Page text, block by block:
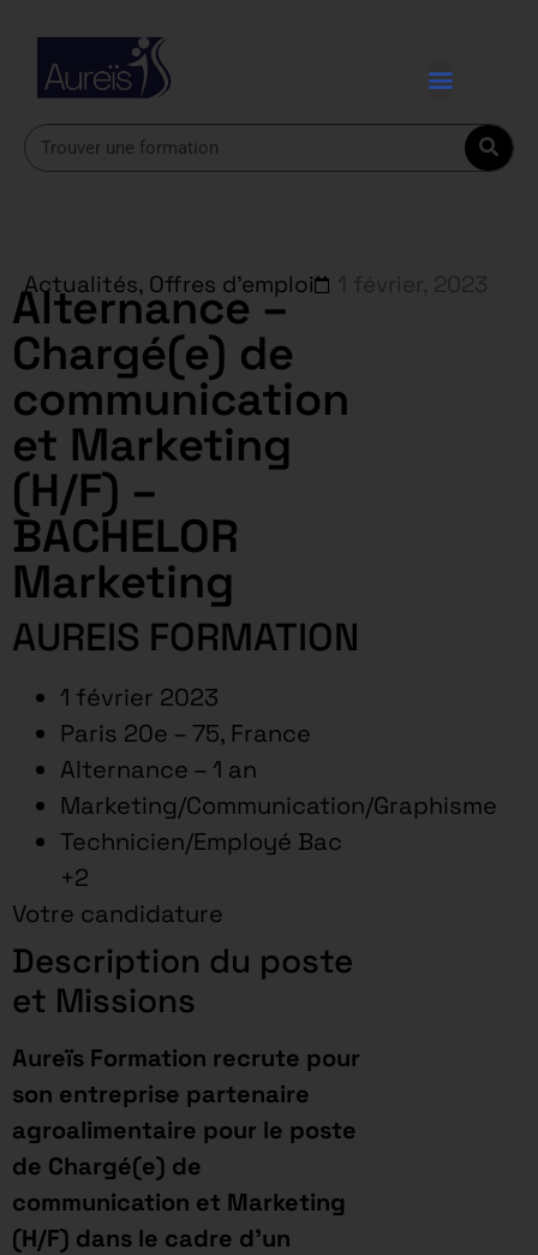
Actualités, Offres d'emploi
Alternance –
Chargé(e) de
communication
et Marketing
(H/F) –
BACHELOR
Marketing
AUREIS FORMATION
1 février 2023
Paris 20e – 75, France
Alternance – 1 an
Marketing/Communication/Graphisme
Technicien/Employé Bac
+2
Votre candidature
Description du poste
et Missions
Aureïs Formation recrute pour
son entreprise partenaire
agroalimentaire pour le poste
de Chargé(e) de
communication et Marketing
(H/F) dans le cadre d’un